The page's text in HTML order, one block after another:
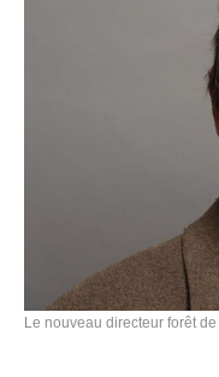
Le nouveau directeur forêt